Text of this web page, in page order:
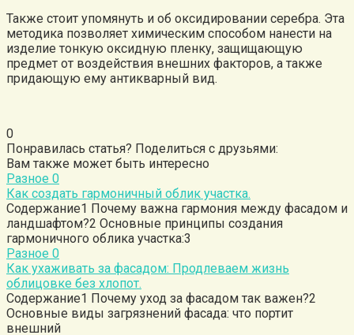
Также стоит упомянуть и об оксидировании серебра. Эта
методика позволяет химическим способом нанести на
изделие тонкую оксидную пленку, защищающую
предмет от воздействия внешних факторов, а также
придающую ему антикварный вид.
0
Понравилась статья? Поделиться с друзьями:
Вам также может быть интересно
Разное 0
Как создать гармоничный облик участка.
Содержание1 Почему важна гармония между фасадом и
ландшафтом?2 Основные принципы создания
гармоничного облика участка:3
Разное 0
Как ухаживать за фасадом: Продлеваем жизнь
облицовке без хлопот.
Содержание1 Почему уход за фасадом так важен?2
Основные виды загрязнений фасада: что портит
внешний